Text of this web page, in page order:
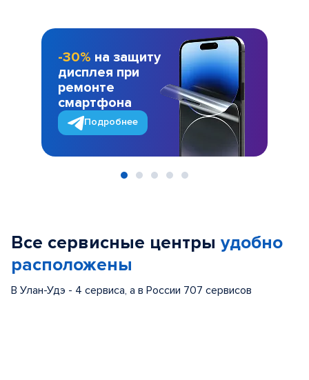
-30% на защиту
дисплея при
ремонте
смартфона
Подробнее
Все сервисные центры удобно
расположены
В Улан-Удэ - 4 сервиса, а в России 707 сервисов